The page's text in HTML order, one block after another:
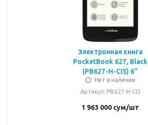
Электронная книга
PocketBook 627, Black
(PB627-H-CIS) 6”
Нет в наличии
Артикул: PB627-H-CIS
1 963 000сум/шт